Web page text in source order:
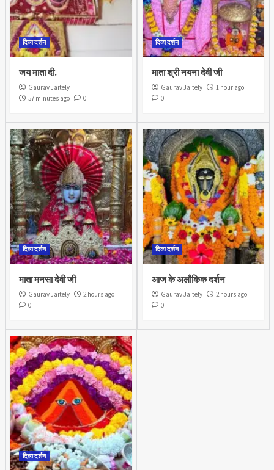
दिव्य दर्शन
जय माता दी.
Gaurav Jaitely
57 minutes ago
0
दिव्य दर्शन
माता श्री नयना देवी जी
Gaurav Jaitely
1 hour ago
0
दिव्य दर्शन
माता मनसा देवी जी
Gaurav Jaitely
2 hours ago
0
दिव्य दर्शन
आज के अलौकिक दर्शन
Gaurav Jaitely
2 hours ago
0
दिव्य दर्शन